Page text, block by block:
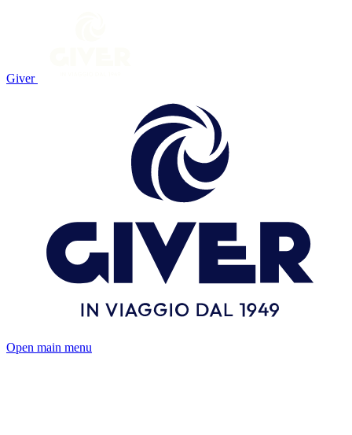
Giver
Open main menu